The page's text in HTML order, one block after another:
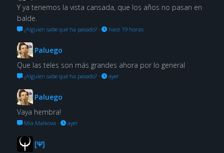
Y ya tenemos la vista cansada, que los años no pasan en
balde.
¿Alguien sabe qué ha pasado?· hace 19 horas
Paluego
Que las teles son más grandes ahora por lo general
¿Alguien sabe qué ha pasado?· ayer
Paluego
Vaya hembra!
Mia Malkova · ayer
[Ψ]